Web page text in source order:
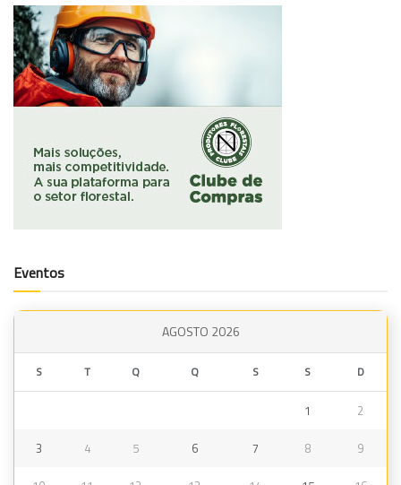
Eventos
AGOSTO 2026
S T Q Q S S D
1 2
3 4 5 6 7 8 9